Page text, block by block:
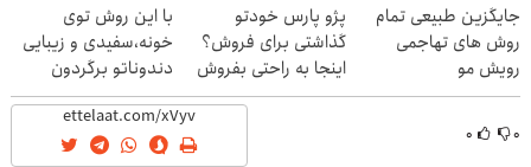
جایگزین طبیعی تمام
روش های تهاجمی
رویش مو
پژو پارس خودتو
گذاشتی برای فروش؟
اینجا به راحتی بفروش
با این روش توی
خونه،سفیدی و زیبایی
دندوناتو برگردون
(40%off)
۰ ۰